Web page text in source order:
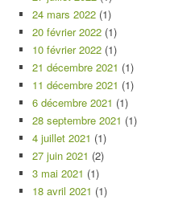
24 mars 2022 (1)
20 février 2022 (1)
10 février 2022 (1)
21 décembre 2021 (1)
11 décembre 2021 (1)
6 décembre 2021 (1)
28 septembre 2021 (1)
4 juillet 2021 (1)
27 juin 2021 (2)
3 mai 2021 (1)
18 avril 2021 (1)